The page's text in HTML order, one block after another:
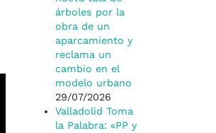
árboles por la
obra de un
aparcamiento y
reclama un
cambio en el
modelo urbano
29/07/2026
Valladolid Toma
la Palabra: «PP y